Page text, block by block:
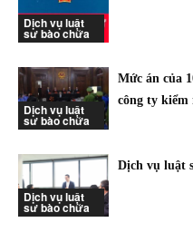
Dịch vụ luật
sư bào chữa
Dịch vụ luật
sư bào chữa
Mức án của
công ty kiểm
Dịch vụ luật
sư bào chữa
Dịch vụ luật